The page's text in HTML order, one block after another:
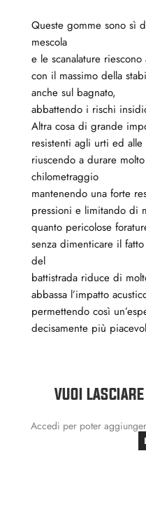
Queste gomme sono sì
mescola
e le scanalature
con il massimo della
anche sul bagnato,
abbattendo i rischi
Altra cosa di grande
resistenti agli urti ed
riuscendo a durare
chilometraggio
mantenendo una forte
pressioni e limitando di
quanto pericolose
senza dimenticare il
del
battistrada riduce di
abbassa l’impatto
permettendo così
decisamente più
VUOI
Accedi per poter